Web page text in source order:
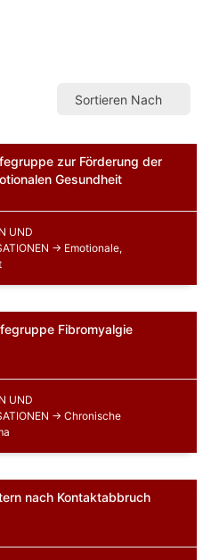
Sortieren Nach
zur Förderung der
Gesundheit
UND
-> Emotionale,
Fibromyalgie
UND
-> Chronische
nach Kontaktabbruch